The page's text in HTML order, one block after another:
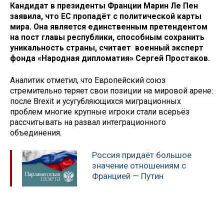
Кандидат в президенты Франции Марин Ле Пен
заявила, что ЕС пропадёт с политической карты
мира. Она является единственным претендентом
на пост главы республики, способным сохранить
уникальность страны, считает военный эксперт
фонда «Народная дипломатия» Сергей Простаков.
Аналитик отметил, что Европейский союз
стремительно теряет свои позиции на мировой арене:
после Brexit и усугубляющихся миграционных
проблем многие крупные игроки стали всерьёз
рассчитывать на развал интеграционного
объединения.
Россия придаёт большое
значение отношениям с
Францией — Путин